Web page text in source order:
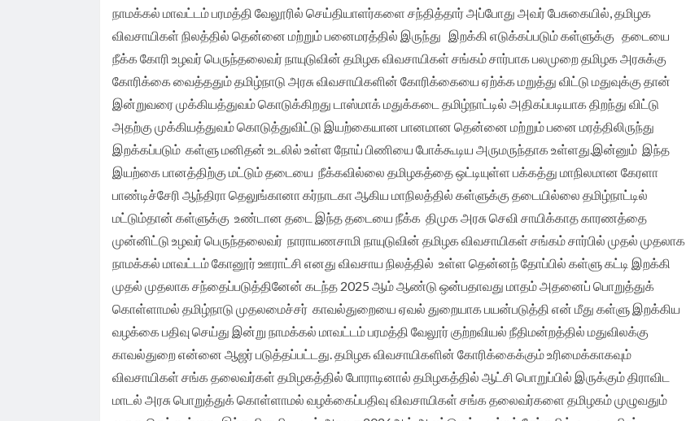
நாமக்கல் மாவட்டம் பரமத்தி வேலூரில் செய்தியாளர்களை சந்தித்தார் அப்போது அவர் பேசுகையில், தமிழக
விவசாயிகள் நிலத்தில் தென்னை மற்றும் பனைமரத்தில் இருந்து இறக்கி எடுக்கப்படும் கள்ளுக்கு தடையை
நீக்க கோரி உழவர் பெருந்தலைவர் நாயுடுவின் தமிழக விவசாயிகள் சங்கம் சார்பாக பலமுறை தமிழக அரசுக்கு
கோரிக்கை வைத்ததும் தமிழ்நாடு அரசு விவசாயிகளின் கோரிக்கையை ஏற்க்க மறுத்து விட்டு மதுவுக்கு தான்
இன்றுவரை முக்கியத்துவம் கொடுக்கிறது டாஸ்மாக் மதுக்கடை தமிழ்நாட்டில் அதிகப்படியாக திறந்து விட்டு
அதற்கு முக்கியத்துவம் கொடுத்துவிட்டு இயற்கையான பானமான தென்னை மற்றும் பனை மரத்திலிருந்து
இறக்கப்படும் கள்ளு மனிதன் உடலில் உள்ள நோய் பிணியை போக்கூடிய அருமருந்தாக உள்ளது.இன்னும் இந்த
இயற்கை பானத்திற்கு மட்டும் தடையை நீக்கவில்லை தமிழகத்தை ஒட்டியுள்ள பக்கத்து மாநிலமான கேரளா
பாண்டிச்சேரி ஆந்திரா தெலுங்கானா கர்நாடகா ஆகிய மாநிலத்தில் கள்ளுக்கு தடையில்லை தமிழ்நாட்டில்
மட்டும்தான் கள்ளுக்கு உண்டான தடை இந்த தடையை நீக்க திமுக அரசு செவி சாயிக்காத காரணத்தை
முன்னிட்டு உழவர் பெருந்தலைவர் நாராயணசாமி நாயுடுவின் தமிழக விவசாயிகள் சங்கம் சார்பில் முதல் முதலாக
நாமக்கல் மாவட்டம் கோனூர் ஊராட்சி எனது விவசாய நிலத்தில் உள்ள தென்னந் தோப்பில் கள்ளு கட்டி இறக்கி
முதல் முதலாக சந்தைப்படுத்தினேன் கடந்த 2025 ஆம் ஆண்டு ஒன்பதாவது மாதம் அதனைப் பொறுத்துக்
கொள்ளாமல் தமிழ்நாடு முதலமைச்சர் காவல்துறையை ஏவல் துறையாக பயன்படுத்தி என் மீது கள்ளு இறக்கிய
வழக்கை பதிவு செய்து இன்று நாமக்கல் மாவட்டம் பரமத்தி வேலூர் குற்றவியல் நீதிமன்றத்தில் மதுவிலக்கு
காவல்துறை என்னை ஆஜர் படுத்தப்பட்டது. தமிழக விவசாயிகளின் கோரிக்கைக்கும் உரிமைக்காகவும்
விவசாயிகள் சங்க தலைவர்கள் தமிழகத்தில் போராடினால் தமிழகத்தில் ஆட்சி பொறுப்பில் இருக்கும் திராவிட
மாடல் அரசு பொறுத்துக் கொள்ளாமல் வழக்கைப்பதிவு விவசாயிகள் சங்க தலைவர்களை தமிழகம் முழுவதும்